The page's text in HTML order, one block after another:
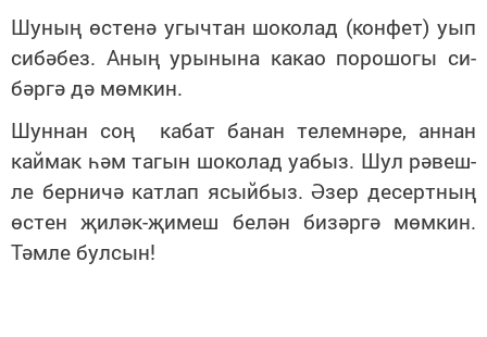
Шу­ның өс­те­нә угыч­тан шо­ко­лад (кон­фет) уып
си­бә­без. Аның уры­ны­на ка­као по­ро­шо­гы си­
бәр­гә дә мөм­кин.
Шун­нан соң ка­бат ба­нан те­лем­нә­ре, ан­нан
кай­мак һәм та­гын шо­ко­лад уа­быз. Шул рә­веш­
ле бер­ни­чә кат­лап ясый­быз. Әзер де­серт­ның
өс­тен җи­ләк-җи­меш бе­лән би­зәр­гә мөм­кин.
Тәм­ле бул­сын!